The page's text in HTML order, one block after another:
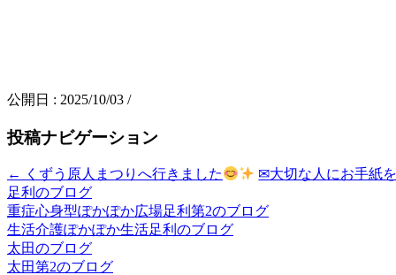
公開日 : 2025/10/03 /
投稿ナビゲーション
← くずう原人まつりへ行きました ✉大切な人にお手紙
足利のブログ
重症心身型ぽかぽか広場足利第2のブログ
生活介護ぽかぽか生活足利のブログ
太田のブログ
太田第2のブログ